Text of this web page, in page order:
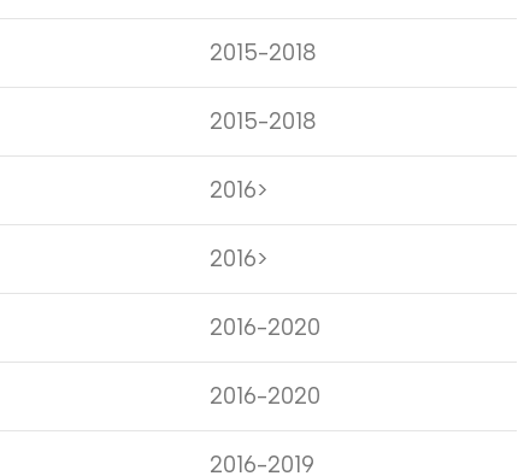
2015-2018
2015-2018
2016>
2016>
2016-2020
2016-2020
2016-2019